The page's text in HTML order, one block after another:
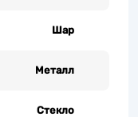
Шар
Металл
Стекло